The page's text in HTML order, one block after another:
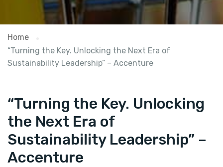
Home
“Turning the Key. Unlocking the Next Era of
Sustainability Leadership” – Accenture
“Turning the Key. Unlocking
the Next Era of
Sustainability Leadership” –
Accenture